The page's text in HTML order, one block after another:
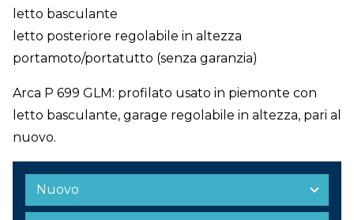
letto basculante
letto posteriore regolabile in altezza
portamoto/portatutto (senza garanzia)
Arca P 699 GLM: profilato usato in piemonte con
letto basculante, garage regolabile in altezza, pari al
nuovo.